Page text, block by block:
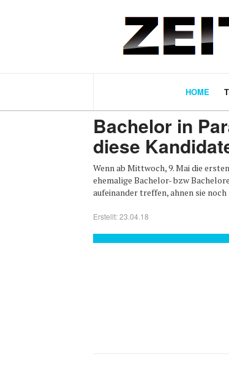
HOME
Bachelor in
diese
Wenn ab Mittwoch, 9. Mai die
ehemalige Bachelor- bzw
aufeinander treffen, ahnen sie noch
Erstellt: 23.04.18